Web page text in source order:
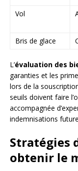
Vol
Bris de glace
L’évaluation des
garanties et les
lors de la
seuils doivent faire
accompagnée
indemnisations
Stratégies
obtenir le